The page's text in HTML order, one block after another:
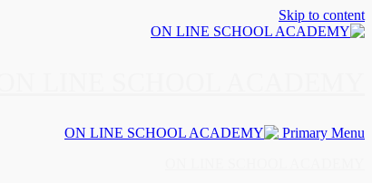
Skip to content
Primary Menu